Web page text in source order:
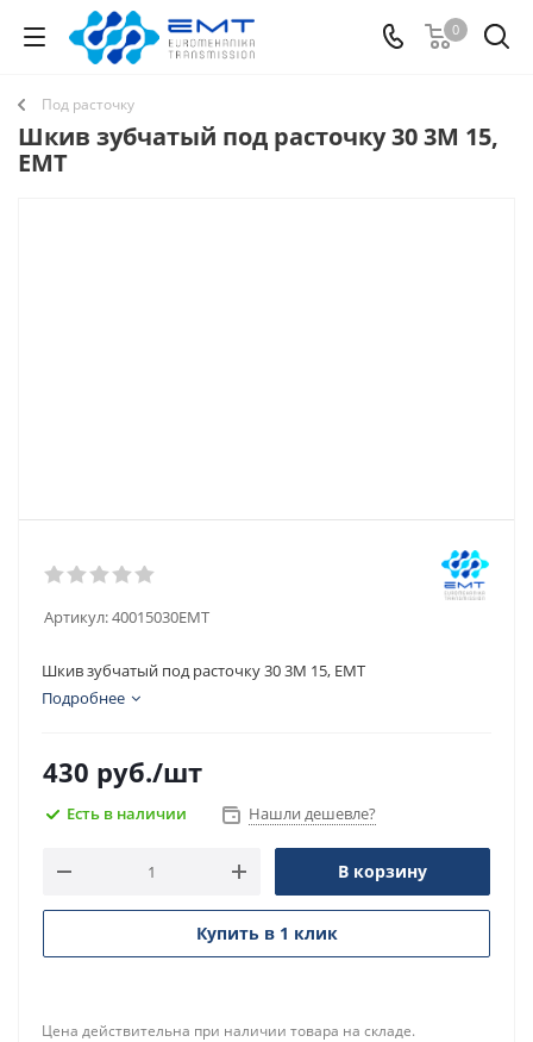
0
Под расточку
Шкив зубчатый под расточку 30 3M 15,
EMT
Артикул:40015030EMT
Шкив зубчатый под расточку 30 3M 15, EMT
Подробнее
430 руб./шт
Есть в наличии Нашли дешевле?
В корзину
Купить в 1 клик
Цена действительна при наличии товара на складе.